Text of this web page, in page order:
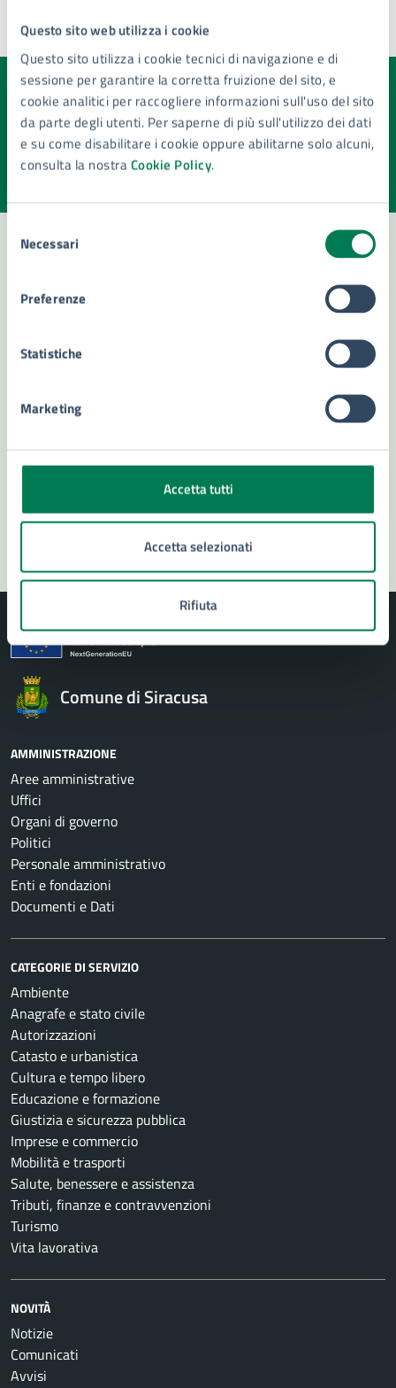
Questo sito web utilizza i cookie
Questo sito utilizza i cookie tecnici di navigazione e di
sessione per garantire la corretta fruizione del sito, e
cookie analitici per raccogliere informazioni sull'uso del sito
da parte degli utenti. Per saperne di più sull'utilizzo dei dati
e su come disabilitare i cookie oppure abilitarne solo alcuni,
consulta la nostraCookie Policy.
delNecessari
Preferenze
Statistiche
Marketing
Accetta tutti
Accetta selezionati
Rifiuta
Quanto sono chiare le informazioni su questa
pagina?
Valuta la chiarezza delle informazioni (da 1 a 5 stelle)
Seleziona il numero di stelle per valutare la chiarezza delle
Contatta il comune
Richiedi assistenza
Numero verde 800299507
Segnala disservizio
Comune di Siracusa
AMMINISTRAZIONE
Aree amministrative
Uffici
Organi di governo
Politici
Personale amministrativo
Enti e fondazioni
Documenti e Dati
CATEGORIE DI SERVIZIO
Ambiente
Anagrafe e stato civile
Autorizzazioni
Catasto e urbanistica
Cultura e tempo libero
Educazione e formazione
Giustizia e sicurezza pubblica
Imprese e commercio
Mobilità e trasporti
Salute, benessere e assistenza
Tributi, finanze e contravvenzioni
Turismo
Vita lavorativa
NOVITÀ
Notizie
Comunicati
Avvisi